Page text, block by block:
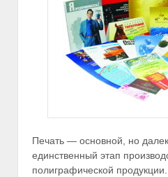
Печать — основной, но
единственный этап
полиграфической